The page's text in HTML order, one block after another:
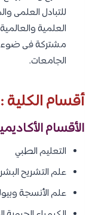
للتبادل العلمى
العلمية
مشتركة فى ضوء
الجامعات.
أقسام الكلية :
الأقسام
التعليم الطبي
علم التشريح
علم الأنسجة